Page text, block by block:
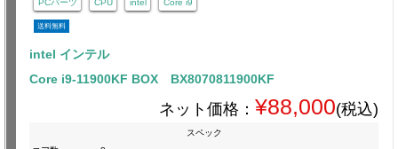
PCパーツ CPU intel Core i9
送料無料
intel インテル
Core i9-11900KF BOX BX8070811900KF
ネット価格： ¥88,000(税込)
スペック